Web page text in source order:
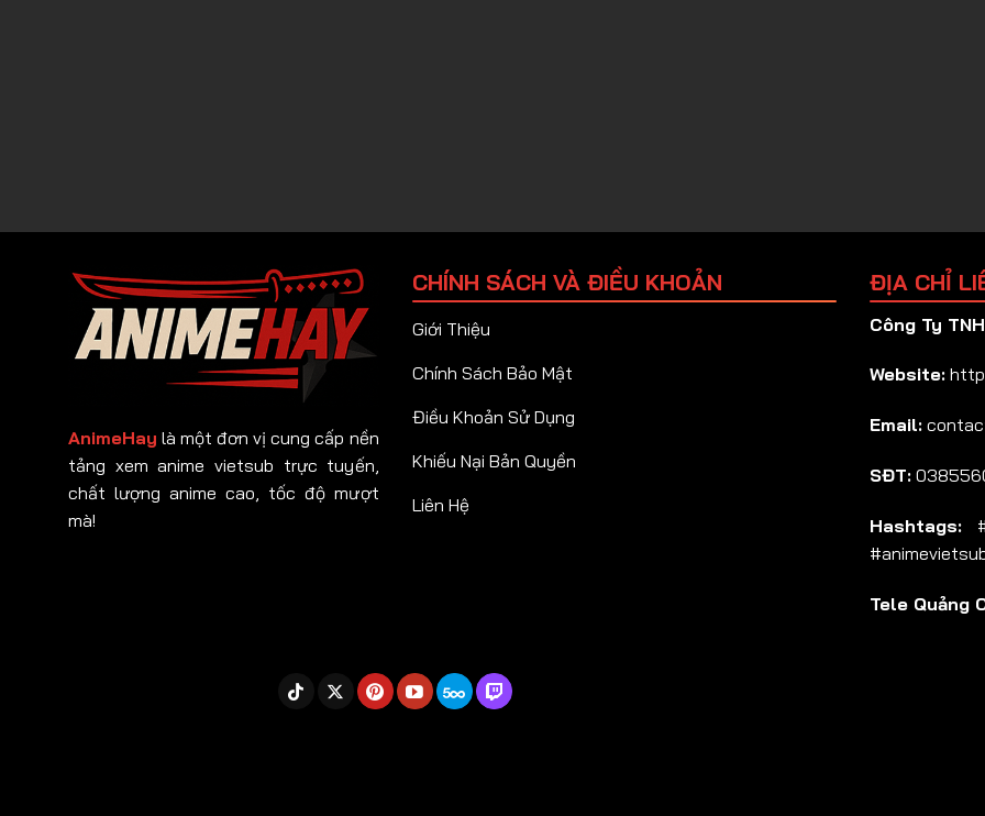
Tập 36
Tập 37
Tập 39
Tập 40
Tập 41
AnimeHay là một đơn vị cung cấp nền
tảng xem anime vietsub trực tuyến,
chất lượng anime cao, tốc độ mượt
mà!
CHÍNH SÁCH VÀ ĐIỀU KHOẢN
Giới Thiệu
Chính Sách Bảo Mật
Điều Khoản Sử Dụng
Khiếu Nại Bản Quyền
Liên Hệ
ĐỊA CHỈ
Công Ty
Website:
Email:
SĐT:
Hashtags:
Tele Quảng